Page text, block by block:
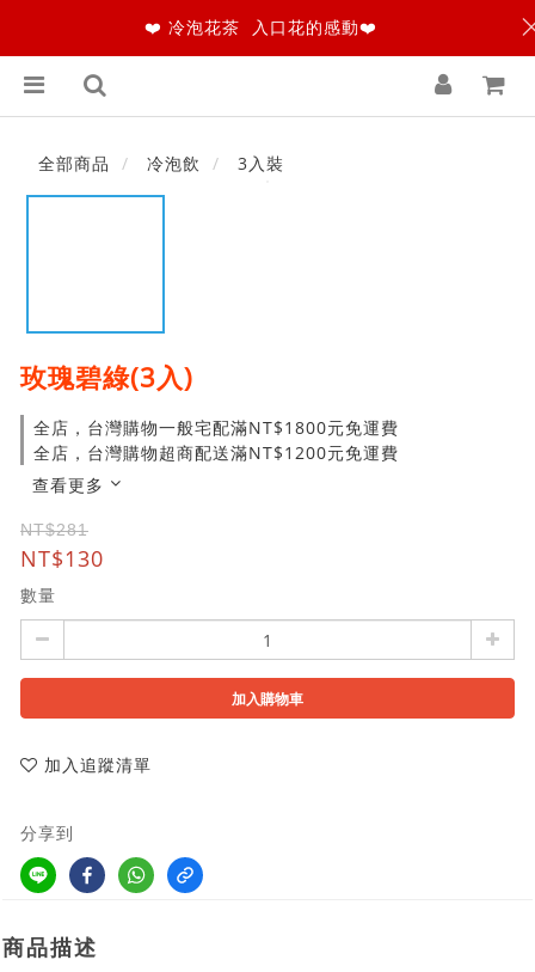
全部商品 冷泡飲 3入裝
玫瑰碧綠(3入)
全店，台灣購物一般宅配滿NT$1800元免運費
全店，台灣購物超商配送滿NT$1200元免運費
查看更多
NT$281
NT$130
數量
加入購物車
加入追蹤清單
分享到
商品描述
❤️ 冷泡花茶 入口花的感動❤️